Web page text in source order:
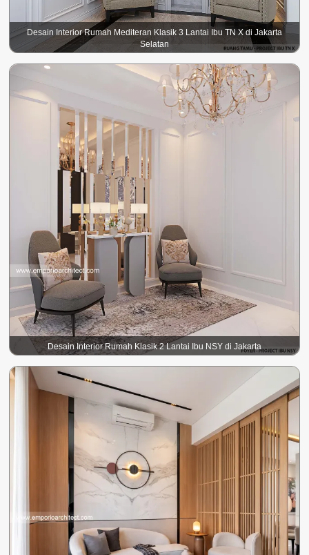
Desain Interior Rumah Mediteran Klasik 3 Lantai Ibu TN X di Jakarta
Selatan
Desain Interior Rumah Klasik 2 Lantai Ibu NSY di Jakarta